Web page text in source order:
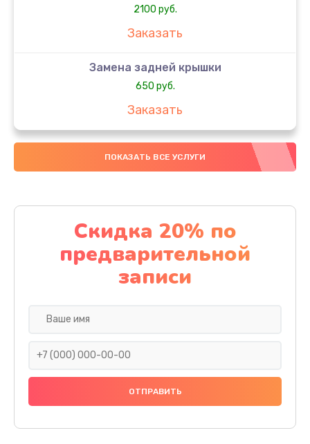
2100 руб.
Заказать
Замена задней крышки
650 руб.
Заказать
Замена аккумулятора
4000 руб.
Замена материнской платы
1100 руб.
Заказать
Замена праймера
1000 руб.
ПОКАЗАТЬ ВСЕ УСЛУГИ
Скидка 20% по
предварительной
записи